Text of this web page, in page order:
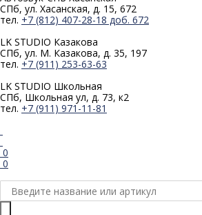
СПб, ул. Хасанская, д. 15, 672
тел. +7 (812) 407-28-18 доб. 672
LK STUDIO Казакова
СПб, ул. М. Казакова, д. 35, 197
тел. +7 (911) 253-63-63
LK STUDIO Школьная
СПб, Школьная ул, д. 73, к2
тел. +7 (911) 971-11-81
0
0